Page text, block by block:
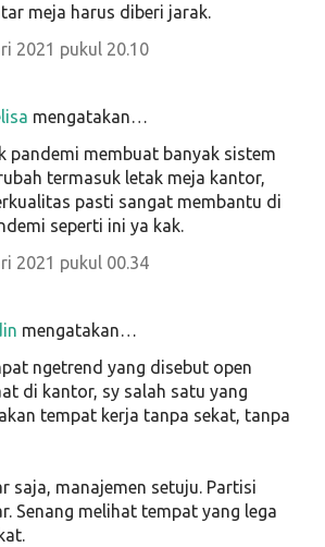
meja harus diberi jarak.
2021 pukul 20.10
mengatakan…
pandemi membuat banyak sistem
termasuk letak meja kantor,
pasti sangat membantu di
seperti ini ya kak.
2021 pukul 00.34
mengatakan…
ngetrend yang disebut open
di kantor, sy salah satu yang
tempat kerja tanpa sekat, tanpa
saja, manajemen setuju. Partisi
Senang melihat tempat yang lega